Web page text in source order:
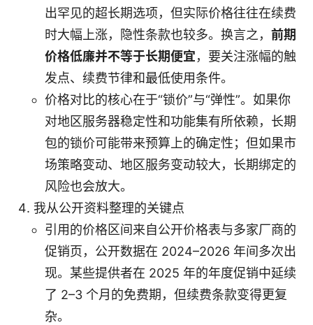
出罕见的超长期选项，但实际价格往往在续费
时大幅上涨，隐性条款也较多。换言之， 前期
价格低廉并不等于长期便宜，要关注涨幅的触
发点、续费节律和最低使用条件。
价格对比的核心在于“锁价”与“弹性”。如果你
对地区服务器稳定性和功能集有所依赖，长期
包的锁价可能带来预算上的确定性；但如果市
场策略变动、地区服务变动较大，长期绑定的
风险也会放大。
我从公开资料整理的关键点
引用的价格区间来自公开价格表与多家厂商的
促销页，公开数据在 2024–2026 年间多次出
现。某些提供者在 2025 年的年度促销中延续
了 2–3 个月的免费期，但续费条款变得更复
杂。